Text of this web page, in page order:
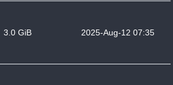
3.0 GiB 2025-Aug-12 07:35